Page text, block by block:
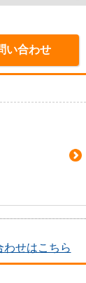
い合わせ
せはこちら